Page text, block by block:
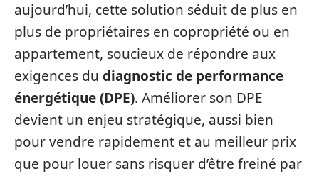
aujourd’hui, cette solution séduit de plus en
plus de propriétaires en copropriété ou en
appartement, soucieux de répondre aux
exigences du diagnostic de performance
énergétique (DPE). Améliorer son DPE
devient un enjeu stratégique, aussi bien
pour vendre rapidement et au meilleur prix
que pour louer sans risquer d’être freiné par